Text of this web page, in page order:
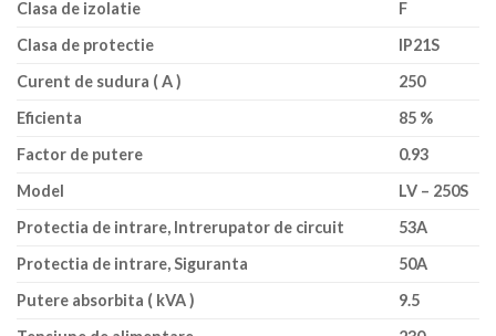
Clasa de izolatie
F
Clasa de protectie
IP21S
Curent de sudura ( A )
250
Eficienta
85 %
Factor de putere
0.93
Model
LV – 250S
Protectia de intrare, Intrerupator de circuit
53A
Protectia de intrare, Siguranta
50A
Putere absorbita ( kVA )
9.5